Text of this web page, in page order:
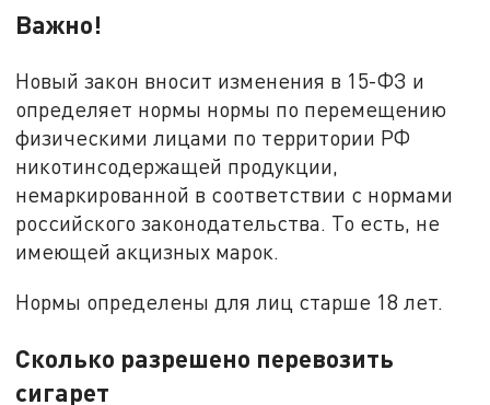
Важно!
Новый закон вносит изменения в 15-ФЗ и
определяет нормы нормы по перемещению
физическими лицами по территории РФ
никотинсодержащей продукции,
немаркированной в соответствии с нормами
российского законодательства. То есть, не
имеющей акцизных марок.
Нормы определены для лиц старше 18 лет.
Сколько разрешено перевозить
сигарет